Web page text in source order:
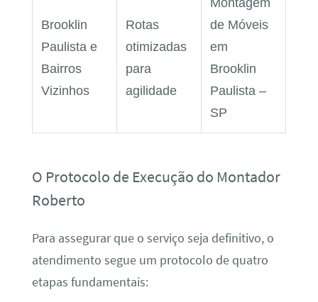
Brooklin
Paulista e
Bairros
Vizinhos
Rotas
otimizadas
para
agilidade
Montagem
de Móveis
em
Brooklin
Paulista –
SP
O Protocolo de Execução do Montador
Roberto
Para assegurar que o serviço seja definitivo, o
atendimento segue um protocolo de quatro
etapas fundamentais: